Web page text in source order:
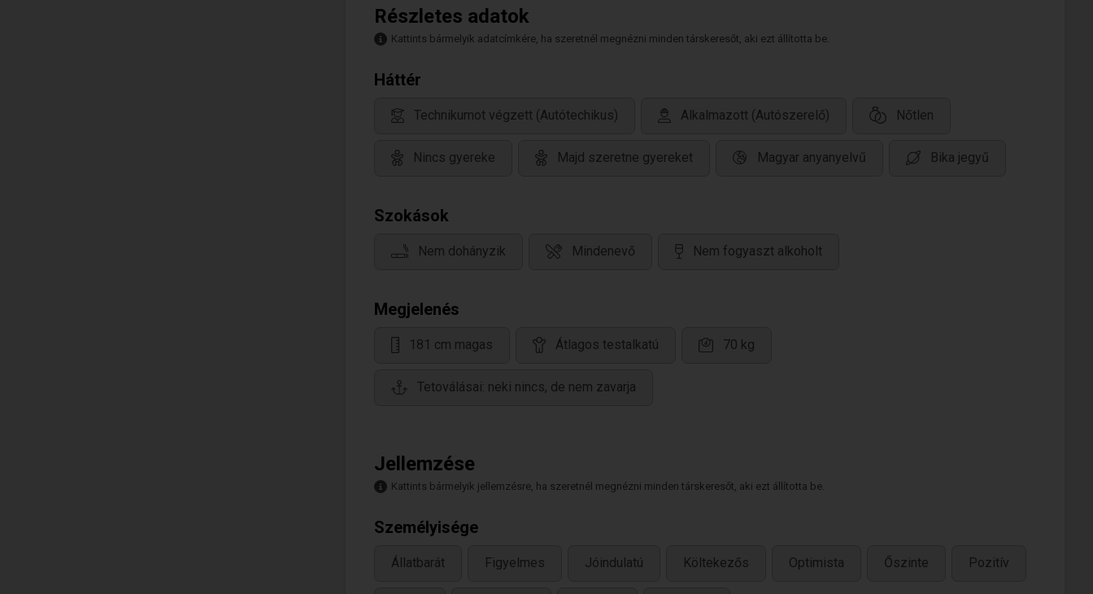
Részletes adatok
Kattints bármelyik adatcímkére, ha szeretnél megnézni minden társkeresőt, aki ezt állította be.
Háttér
Technikumot végzett (Autótechikus) Alkalmazott (Autószerelő) Nőtlen
Nincs gyereke Majd szeretne gyereket Magyar anyanyelvű Bika jegyű
Szokások
Nem dohányzik Mindenevő Nem fogyaszt alkoholt
Megjelenés
181 cm magas Átlagos testalkatú 70 kg
Tetoválásai: neki nincs, de nem zavarja
Jellemzése
Kattints bármelyik jellemzésre, ha szeretnél megnézni minden társkeresőt, aki ezt állította be.
Személyisége
Állatbarát Figyelmes Jóindulatú Költekezős Optimista Őszinte Pozitív